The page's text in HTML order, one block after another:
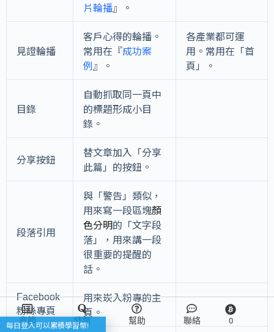
片輪播』。
見證輪播
客戶心得的輪播。
常用在『成功案
例 』。
各產業都可運
用。常用在「首
頁」。
目錄
自動抓取同一頁中
的標題形成小目
錄。
分享按鈕
替文章加入「分享
此篇」的按鈕。
段落引用
與「警告」類似，
用來寫一段區塊顏
色分明的「文字段
落」，用來講一段
很重要的提醒的
話。
Facebook
粉絲專頁
用來崁入粉專的主
頁。
章節 發問 幫助 聯絡 0
每日登入可以累積學習幣!